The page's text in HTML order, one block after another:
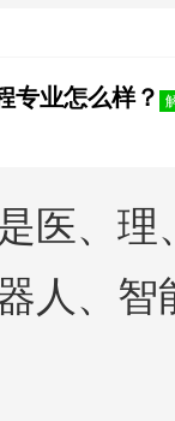
专业怎么样？
医、
人、